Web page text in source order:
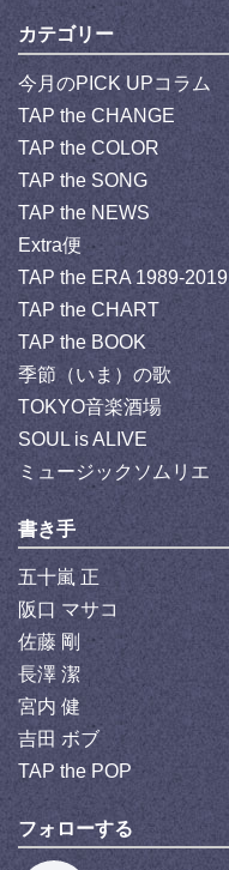
カテゴリー
今月のPICK UPコラム
TAP the CHANGE
TAP the COLOR
TAP the SONG
TAP the NEWS
Extra便
TAP the ERA 1989-2019
TAP the CHART
TAP the BOOK
季節（いま）の歌
TOKYO音楽酒場
SOUL is ALIVE
ミュージックソムリエ
書き手
五十嵐 正
阪口 マサコ
佐藤 剛
長澤 潔
宮内 健
吉田 ボブ
TAP the POP
フォローする